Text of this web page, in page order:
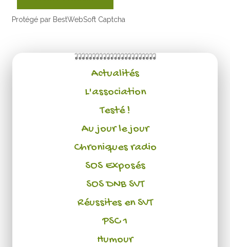
Protégé par BestWebSoft Captcha
Actualités
L'association
Testé !
Au jour le jour
Chroniques radio
SOS Exposés
SOS DNB SVT
Réussites en SVT
PSC 1
Humour